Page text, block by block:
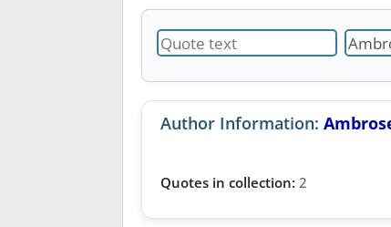
Author Information:
Quotes in collection: 2